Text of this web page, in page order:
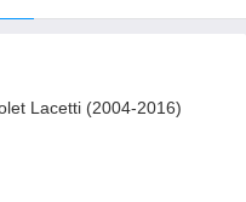
Lacetti (2004-2016)